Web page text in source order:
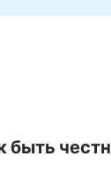
но
месяц, но
животных
слова
быть